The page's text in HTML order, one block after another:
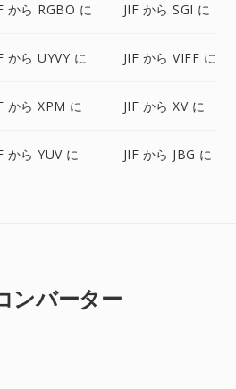
から RGBO に JIF から SGI に
から UYVY に JIF から VIFF に
から XPM に JIF から XV に
から YUV に JIF から JBG に
ンバーター